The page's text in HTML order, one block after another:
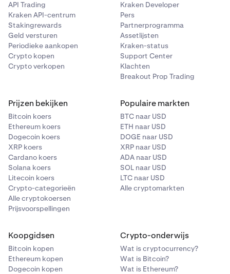
voor EUR verkocht), terug te geven aan Kraken.
•
Om een open “long BTC” BTC/EUR spotpositie op
margin te settelen, moet je de hoeveelheid EUR die je
hebt gebruikt om BTC op de markt te kopen toen je
de positie opende, overdragen aan Kraken. Dit
voldoet aan je verplichting om de EUR die Kraken aan
je heeft verstrekt toen je de positie opende (d.w.z. de
aan Kraken.
• CAD
• JPY
• CHF
• BTC
• ETH
• LTC
• DOGE
• XLM
• USDT
• ADA
• XTZ
• ATOM
• DAI
• PAXG
• USDC
API Trading
Kraken API-centrum
Stakingrewards
Geld versturen
Periodieke aankopen
Crypto kopen
Crypto verkopen
Kraken Developer
Pers
Partnerprogramma
Assetlijsten
Kraken-status
Support Center
Klachten
Breakout Prop Trading
Prijzen bekijken
Bitcoin koers
Ethereum koers
Dogecoin koers
XRP koers
Cardano koers
Solana koers
Litecoin koers
Crypto-categorieën
Alle cryptokoersen
Prijsvoorspellingen
Populaire markten
BTC naar USD
ETH naar USD
DOGE naar USD
XRP naar USD
ADA naar USD
SOL naar USD
LTC naar USD
Alle cryptomarkten
Koopgidsen
Bitcoin kopen
Ethereum kopen
Dogecoin kopen
Crypto-onderwijs
Wat is cryptocurrency?
Wat is Bitcoin?
Wat is Ethereum?